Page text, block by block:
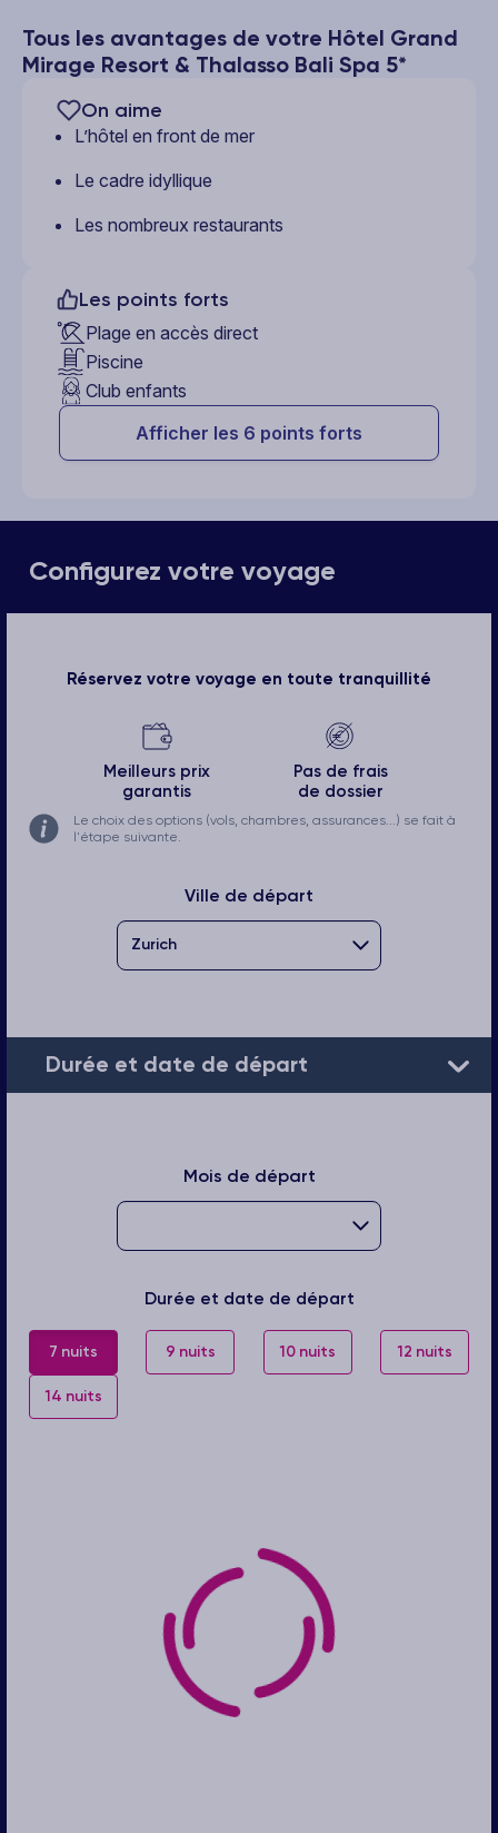
Tous les avantages de votre Hôtel Grand
Mirage Resort & Thalasso Bali Spa 5*
On aime
L’hôtel en front de mer
Le cadre idyllique
Les nombreux restaurants
Les points forts
Plage en accès direct
Piscine
Club enfants
Afficher les 6 points forts
Configurez votre voyage
Réservez votre voyage en toute tranquillité
Meilleurs prix
garantis
Pas de frais
de dossier
Le choix des options (vols, chambres, assurances...) se fait à
l'étape suivante.
Ville de départ
Durée et date de départ
Mois de départ
Durée et date de départ
7 nuits 9 nuits 10 nuits 12 nuits
14 nuits